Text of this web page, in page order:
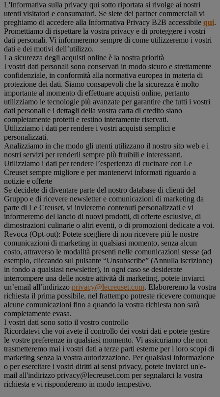
L'Informativa sulla privacy qui sotto riportata si rivolge ai nostri
utenti visitatori e consumatori. Se siete dei partner commerciali vi
preghiamo di accedere alla Informativa Privacy B2B accessibile qui.
Promettiamo di rispettare la vostra privacy e di proteggere i vostri
dati personali. Vi informeremo sempre di come utilizzeremo i vostri
dati e dei motivi dell’utilizzo.
La sicurezza degli acquisti online è la nostra priorità
I vostri dati personali sono conservati in modo sicuro e strettamente
confidenziale, in conformità alla normativa europea in materia di
protezione dei dati. Siamo consapevoli che la sicurezza è molto
importante al momento di effettuare acquisti online, pertanto
utilizziamo le tecnologie più avanzate per garantire che tutti i vostri
dati personali e i dettagli della vostra carta di credito siano
completamente protetti e restino interamente riservati.
Utilizziamo i dati per rendere i vostri acquisti semplici e
personalizzati.
Analizziamo in che modo gli utenti utilizzano il nostro sito web e i
nostri servizi per renderli sempre più fruibili e interessanti.
Utilizziamo i dati per rendere l’esperienza di cucinare con Le
Creuset sempre migliore e per mantenervi informati riguardo a
notizie e offerte
Se decidete di diventare parte del nostro database di clienti del
Gruppo e di ricevere newsletter e comunicazioni di marketing da
parte di Le Creuset, vi invieremo contenuti personalizzati e vi
informeremo del lancio di nuovi prodotti, di offerte esclusive, di
dimostrazioni culinarie o altri eventi, o di promozioni dedicate a voi.
Revoca (Opt-out): Potete scegliere di non ricevere più le nostre
comunicazioni di marketing in qualsiasi momento, senza alcun
costo, attraverso le modalità presenti nelle comunicazioni stesse (ad
esempio, cliccando sul pulsante “Unsubscribe” (Annulla iscrizione)
in fondo a qualsiasi newsletter), in ogni caso se desiderate
interrompere una delle nostre attività di marketing, potete inviarci
un’email all’indirizzo privacy@lecreuset.com. Elaboreremo la vostra
richiesta il prima possibile, nel frattempo potreste ricevere comunque
alcune comunicazioni fino a quando la vostra richiesta non sarà
completamente evasa.
I vostri dati sono sotto il vostro controllo
Ricordatevi che voi avete il controllo dei vostri dati e potete gestire
le vostre preferenze in qualsiasi momento. Vi assicuriamo che non
trasmetteremo mai i vostri dati a terze parti esterne per i loro scopi di
marketing senza la vostra autorizzazione. Per qualsiasi informazione
o per esercitare i vostri diritti ai sensi privacy, potete inviarci un'e-
mail all'indirizzo privacy@lecreuset.com per segnalarci la vostra
richiesta e vi risponderemo in modo tempestivo.